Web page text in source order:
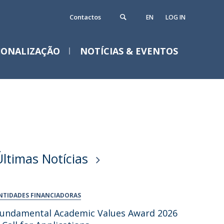
EN LOG IN
Contactos
NOTÍCIAS & EVENTOS
Notícias
FINANCIADORAS
Academic Values Award 2026